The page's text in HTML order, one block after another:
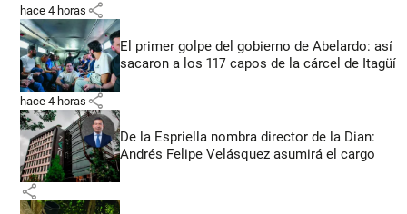
hace 4 horas share
El primer golpe del gobierno de Abelardo: así
sacaron a los 117 capos de la cárcel de Itagüí
hace 4 horas share
De la Espriella nombra director de la Dian:
Andrés Felipe Velásquez asumirá el cargo
share